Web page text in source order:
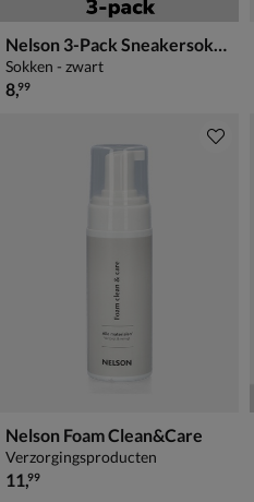
Nelson 3-Pack Sneakersokken
Sokken - zwart
€ 8,99
8,99
Nelson Foam Clean&Care
Verzorgingsproducten
€ 11,99
11,99